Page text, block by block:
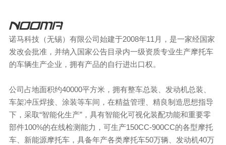
诺马科技（无锡）有限公司始建于2008年11月，是一家经国家
发改会批准，并纳入国家公告目录内一级资质专业生产摩托车
的车辆生产企业，拥有产品的自行进出口权。
公司占地面积约40000平方米，拥有整车总装、发动机总装、
车架冲压焊接、涂装等车间，在精益管理、精良制造思想指导
下，采取“智能化生产”，具有智能化可视化装配功能和重要零
部件100%的在线检测能力，可生产150CC-900CC的各型摩托
车、新能源摩托车，具备年产各类摩托车50万辆、发动机40万